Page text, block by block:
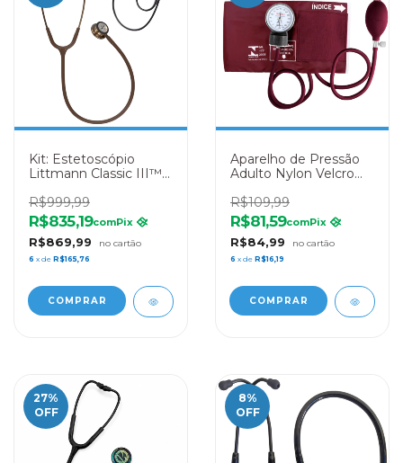
Kit: Estetoscópio
Littmann Classic III™
Esfigmomanômetro
P.A. Med - Preto
R$999,99
R$869,99
R$835,19comPix
6 x de R$165,76
Aparelho de Pressão
Adulto Nylon Velcro
R$109,99
R$84,99
R$81,59comPix
6 x de R$16,19
27%
OFF
8%
OFF